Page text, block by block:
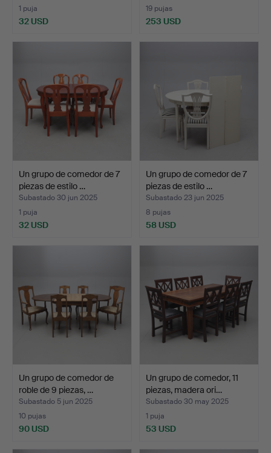
1 puja
32 USD
19 pujas
253 USD
Un grupo de comedor de 7
piezas de estilo …
Subastado 30 jun 2025
1 puja
32 USD
Un grupo de comedor de 7
piezas de estilo …
Subastado 23 jun 2025
8 pujas
58 USD
Un grupo de comedor de
roble de 9 piezas, …
Subastado 5 jun 2025
10 pujas
90 USD
Un grupo de comedor, 11
piezas, madera ori…
Subastado 30 may 2025
1 puja
53 USD